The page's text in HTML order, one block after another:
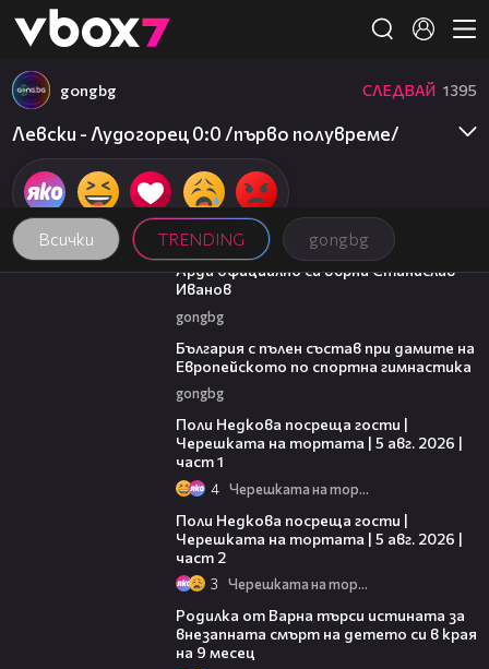
👾
Всички TRENDING gongbg
gongbg СЛЕДВАЙ 1395
Левски - Лудогорец 0:0 /първо полувреме/
00:19
Арда официално си върна Станислав
Иванов
gongbg
България с пълен състав при дамите на
Европейското по спортна гимнастика
gongbg
Поли Недкова посреща гости |
Черешката на тортата | 5 авг. 2026 |
част 1
4 Черешката на тортата
Поли Недкова посреща гости |
Черешката на тортата | 5 авг. 2026 |
част 2
3 Черешката на тортата
Родилка от Варна търси истината за
внезапната смърт на детето си в края
на 9 месец